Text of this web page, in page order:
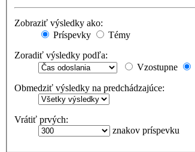
Zobraziť výsledky ako:
Príspevky
Témy
Zoradiť výsledky podľa:
Vzostupne
Obmedziť výsledky na predchádzajúce:
Vrátiť prvých:
znakov príspevku